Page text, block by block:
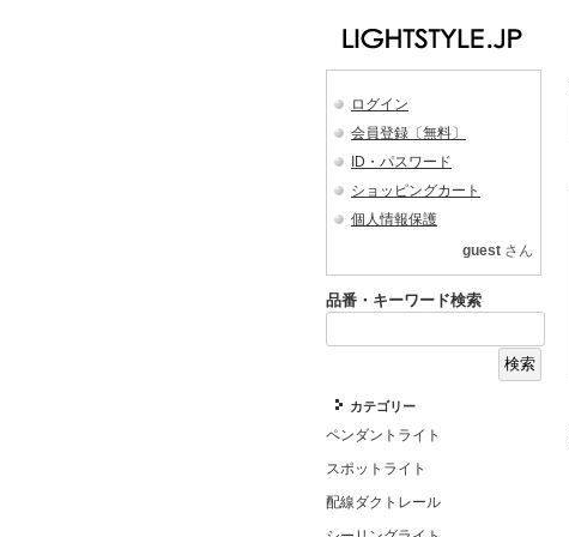
ログイン
会員登録〔無料〕
ID・パスワード
ショッピングカート
個人情報保護
guest さん
品番・キーワード検索
カテゴリー
ペンダントライト
スポットライト
配線ダクトレール